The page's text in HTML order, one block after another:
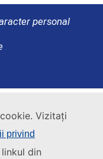
Vizitați
privind
din
personal